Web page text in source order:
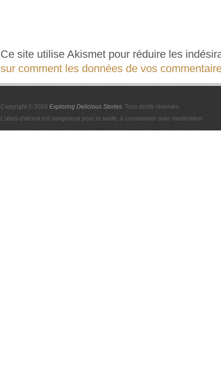
Ce site utilise Akismet pour réduire les
sur comment les données de vos
Copyright © 2026 Exploring Delicious Stories. Tous droits réservés.
L'abus d'alcool est dangereux pour la santé, à consommer avec modération.